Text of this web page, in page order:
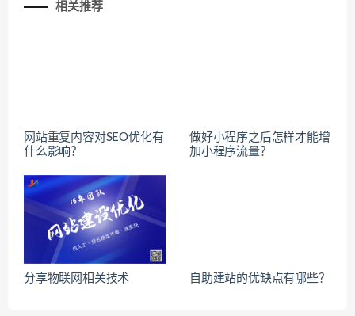
相关推荐
网站重复内容对SEO优化有
什么影响？
做好小程序之后怎样才能增
加小程序流量？
分享物联网相关技术 自助建站的优缺点有哪些？